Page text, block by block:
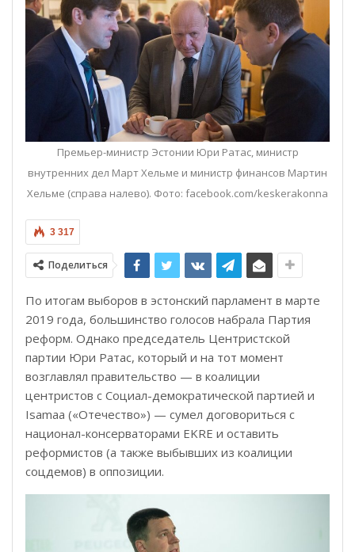
Премьер-министр Эстонии Юри Ратас, министр
внутренних дел Март Хельме и министр финансов Мартин
Хельме (справа налево). Фото: facebook.com/keskerakonna
3 317
Поделиться
По итогам выборов в эстонский парламент в марте
2019 года, большинство голосов набрала Партия
реформ. Однако председатель Центристской
партии Юри Ратас, который и на тот момент
возглавлял правительство — в коалиции
центристов с Социал-демократической партией и
Isamaa («Отечество») — сумел договориться с
национал-консерваторами EKRE и оставить
реформистов (а также выбывших из коалиции
соцдемов) в оппозиции.